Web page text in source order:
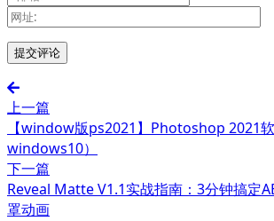
上一篇
【window版ps2021】Photoshop 2021
windows10）
下一篇
Reveal Matte V1.1实战指南：3分钟搞定
罩动画